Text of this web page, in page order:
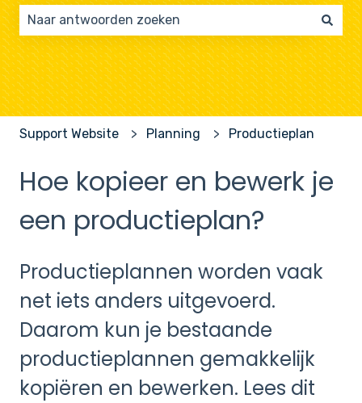
Er zijn geen suggesties want het zoekveld is leeg.
Support Website Planning Productieplan
Hoe kopieer en bewerk je
een productieplan?
Productieplannen worden vaak
net iets anders uitgevoerd.
Daarom kun je bestaande
productieplannen gemakkelijk
kopiëren en bewerken. Lees dit